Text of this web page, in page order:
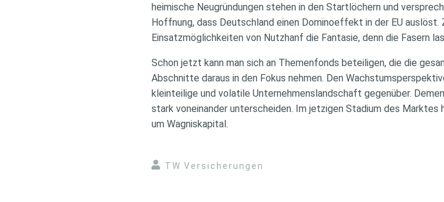
heimische Neugründungen stehen in den Startlöchern und
Hoffnung, dass Deutschland einen Dominoeffekt in der EU
Einsatzmöglichkeiten von Nutzhanf die Fantasie, denn die Fasern
Schon jetzt kann man sich an Themenfonds beteiligen, die die
Abschnitte daraus in den Fokus nehmen. Den
kleinteilige und volatile Unternehmenslandschaft gegenüber.
stark voneinander unterscheiden. Im jetzigen Stadium des
um Wagniskapital.
TW Versicherungen